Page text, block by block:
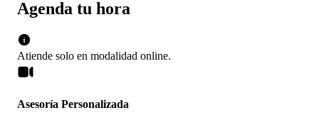
Agenda tu hora
Atiende solo en modalidad online.
Asesoría Personalizada